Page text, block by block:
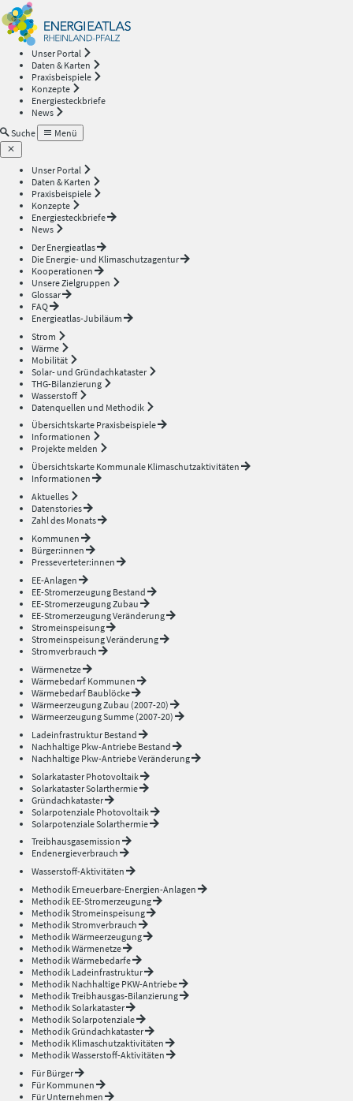
Unser Portal
Daten & Karten
Praxisbeispiele
Konzepte
Energiesteckbriefe
News
Suche
Menü
Unser Portal
Daten & Karten
Praxisbeispiele
Konzepte
Energiesteckbriefe
News
Der Energieatlas
Die Energie- und Klimaschutzagentur
Kooperationen
Unsere Zielgruppen
Glossar
FAQ
Energieatlas-Jubiläum
Strom
Wärme
Mobilität
Solar- und Gründachkataster
THG-Bilanzierung
Wasserstoff
Datenquellen und Methodik
Übersichtskarte Praxisbeispiele
Informationen
Projekte melden
Übersichtskarte Kommunale Klimaschutzaktivitäten
Informationen
Aktuelles
Datenstories
Zahl des Monats
Kommunen
Bürger:innen
Presseverteter:innen
EE-Anlagen
EE-Stromerzeugung Bestand
EE-Stromerzeugung Zubau
EE-Stromerzeugung Veränderung
Stromeinspeisung
Stromeinspeisung Veränderung
Stromverbrauch
Wärmenetze
Wärmebedarf Kommunen
Wärmebedarf Baublöcke
Wärmeerzeugung Zubau (2007-20)
Wärmeerzeugung Summe (2007-20)
Ladeinfrastruktur Bestand
Nachhaltige Pkw-Antriebe Bestand
Nachhaltige Pkw-Antriebe Veränderung
Solarkataster Photovoltaik
Solarkataster Solarthermie
Gründachkataster
Solarpotenziale Photovoltaik
Solarpotenziale Solarthermie
Treibhausgasemission
Endenergieverbrauch
Wasserstoff-Aktivitäten
Methodik Erneuerbare-Energien-Anlagen
Methodik EE-Stromerzeugung
Methodik Stromeinspeisung
Methodik Stromverbrauch
Methodik Wärmeerzeugung
Methodik Wärmenetze
Methodik Wärmebedarfe
Methodik Ladeinfrastruktur
Methodik Nachhaltige PKW-Antriebe
Methodik Treibhausgas-Bilanzierung
Methodik Solarkataster
Methodik Solarpotenziale
Methodik Gründachkataster
Methodik Klimaschutzaktivitäten
Methodik Wasserstoff-Aktivitäten
Für Bürger
Für Kommunen
Für Unternehmen